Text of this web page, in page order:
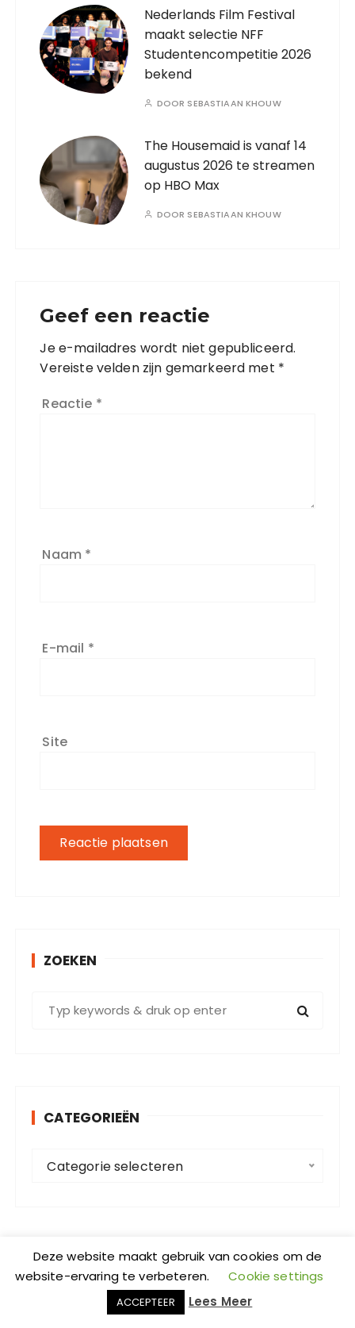
Nederlands Film Festival
maakt selectie NFF
Studentencompetitie 2026
bekend
DOOR SEBASTIAAN KHOUW
The Housemaid is vanaf 14
augustus 2026 te streamen
op HBO Max
DOOR SEBASTIAAN KHOUW
Geef een reactie
Je e-mailadres wordt niet gepubliceerd.
Vereiste velden zijn gemarkeerd met *
Reactie *
Naam *
E-mail *
Site
ZOEKEN
CATEGORIEËN
o
r
Categorie selecteren
CONTACTFORMULIER
Contactformulier
Deze website maakt gebruik van cookies om de
website-ervaring te verbeteren.
Cookie settings
ACCEPTEER Lees Meer